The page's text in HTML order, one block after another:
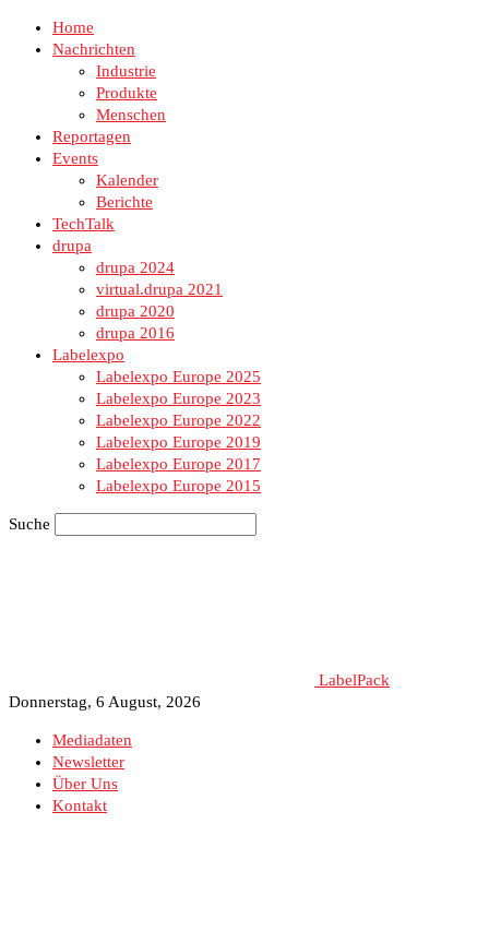
Home
Nachrichten
Industrie
Produkte
Menschen
Reportagen
Events
Kalender
Berichte
TechTalk
drupa
drupa 2024
virtual.drupa 2021
drupa 2020
drupa 2016
Labelexpo
Labelexpo Europe 2025
Labelexpo Europe 2023
Labelexpo Europe 2022
Labelexpo Europe 2019
Labelexpo Europe 2017
Labelexpo Europe 2015
Suche
LabelPack
Donnerstag, 6 August, 2026
Mediadaten
Newsletter
Über Uns
Kontakt